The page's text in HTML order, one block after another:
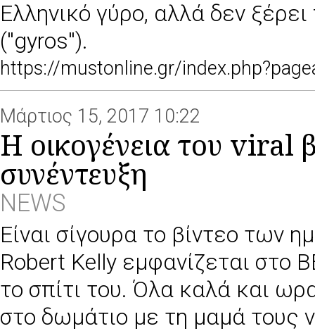
Ελληνικό γύρο, αλλά δεν
(''gyros'').
https://mustonline.gr/
Μάρτιος 15, 2017 10:22
H oικογένεια του viral
συνέντευξη
NEWS
Είναι σίγουρα το βίντεο των
Robert Kelly εμφανίζεται στο
το σπίτι του. Όλα καλά και
στο δωμάτιο με τη μαμά τους